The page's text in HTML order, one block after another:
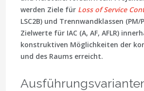
werden Ziele für Loss of Service
LSC2B) und Trennwandklassen (PM/
Zielwerte für IAC (A, AF, AFLR)
konstruktiven Möglichkeiten der
und des Raums erreicht.